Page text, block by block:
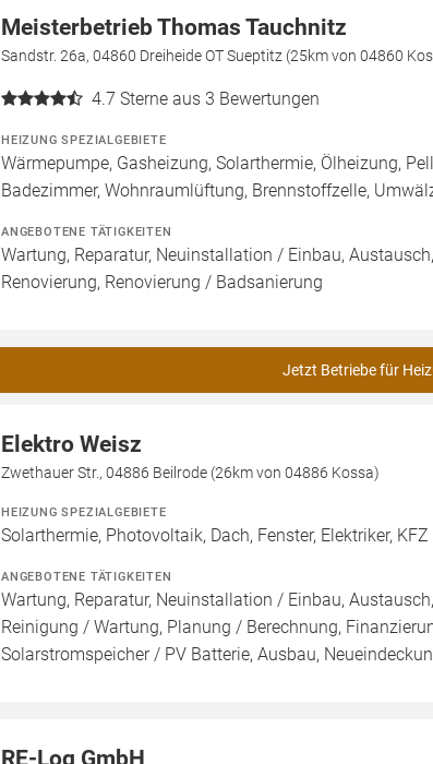
Meisterbetrieb Thomas Tauchnitz
Sandstr. 26a, 04860 Dreiheide OT Sueptitz (25km von 04860
4.7 Sterne aus 3 Bewertungen
HEIZUNG SPEZIALGEBIETE
Wärmepumpe, Gasheizung, Solarthermie, Ölheizung,
Badezimmer, Wohnraumlüftung, Brennstoffzelle,
ANGEBOTENE TÄTIGKEITEN
Wartung, Reparatur, Neuinstallation / Einbau,
Renovierung, Renovierung / Badsanierung
Jetzt Betriebe für
Elektro Weisz
Zwethauer Str., 04886 Beilrode (26km von 04886 Kossa)
HEIZUNG SPEZIALGEBIETE
Solarthermie, Photovoltaik, Dach, Fenster, Elektriker,
ANGEBOTENE TÄTIGKEITEN
Wartung, Reparatur, Neuinstallation / Einbau,
Reinigung / Wartung, Planung / Berechnung,
Solarstromspeicher / PV Batterie, Ausbau,
RE-Log GmbH